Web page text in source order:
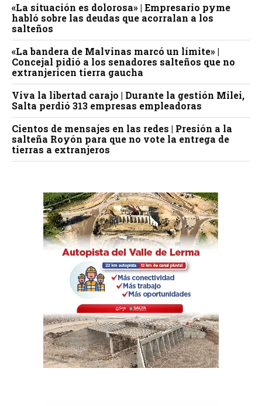
«La situación es dolorosa» | Empresario pyme
habló sobre las deudas que acorralan a los
salteños
«La bandera de Malvinas marcó un límite» |
Concejal pidió a los senadores salteños que no
extranjericen tierra gaucha
Viva la libertad carajo | Durante la gestión Milei,
Salta perdió 313 empresas empleadoras
Cientos de mensajes en las redes | Presión a la
salteña Royón para que no vote la entrega de
tierras a extranjeros